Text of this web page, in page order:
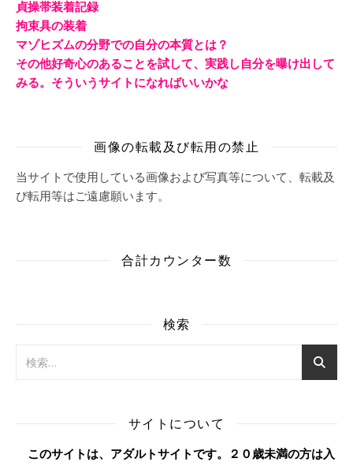
貞操帯装着記録
拘束具の装着
マゾヒズムの分野での自分の本質とは？
その他好奇心のあることを試して、実践し自分を曝け出して
みる。そういうサイトになればいいかな
画像の転載及び転用の禁止
当サイトで使用している画像および写真等について、転載及
び転用等はご遠慮願います。
合計カウンター数
検索
サイトについて
このサイトは、アダルトサイトです。２０歳未満の方は入